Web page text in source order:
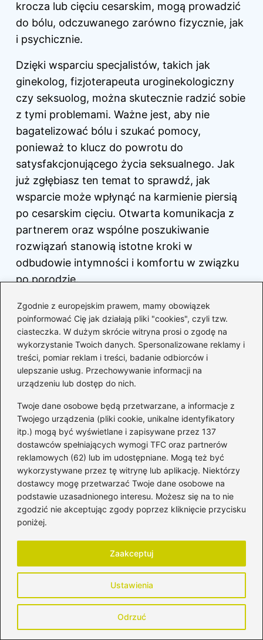
Zgodnie z europejskim prawem, mamy obowiązek
poinformować Cię jak działają pliki "cookies", czyli tzw.
ciasteczka. W dużym skrócie witryna prosi o zgodę na
wykorzystanie Twoich danych. Spersonalizowane reklamy i
treści, pomiar reklam i treści, badanie odbiorców i
ulepszanie usług. Przechowywanie informacji na
urządzeniu lub dostęp do nich.
Twoje dane osobowe będą przetwarzane, a informacje z
Twojego urządzenia (pliki cookie, unikalne identyfikatory
itp.) mogą być wyświetlane i zapisywane przez 137
dostawców spełniających wymogi TFC oraz partnerów
reklamowych (62) lub im udostępniane. Mogą też być
wykorzystywane przez tę witrynę lub aplikację. Niektórzy
dostawcy mogę przetwarzać Twoje dane osobowe na
podstawie uzasadnionego interesu. Możesz się na to nie
zgodzić nie akceptując zgody poprzez kliknięcie przycisku
poniżej.
Ustawienia
Odrzuć
Zaakceptuj
krocza lub cięciu cesarskim, mogą prowadzić
do bólu, odczuwanego zarówno fizycznie, jak
i psychicznie.
Dzięki wsparciu specjalistów, takich jak
ginekolog, fizjoterapeuta uroginekologiczny
czy seksuolog, można skutecznie radzić sobie
z tymi problemami. Ważne jest, aby nie
bagatelizować bólu i szukać pomocy,
ponieważ to klucz do powrotu do
satysfakcjonującego życia seksualnego. Jak
już zgłębiasz ten temat to sprawdź, jak
wsparcie może wpłynąć na karmienie piersią
po cesarskim cięciu. Otwarta komunikacja z
partnerem oraz wspólne poszukiwanie
rozwiązań stanowią istotne kroki w
odbudowie intymności i komfortu w związku
po porodzie.
Przyczyny bólu
podczas stosunku
Sposoby na poprawę
komfortu
Regeneracja po
porodzie
Konsultacja z lekarzem
Zmiany hormonalne Stosowanie lubrykantów
Napięcie mięśniowe
Wsparcie specjalistów
(ginekolog, fizjoterapeuta
uroginekologiczny,
seksuolog)
Gojące się rany (np.
blizny po nacięciu
krocza)
Otwarta komunikacja z
partnerem
Sukcesywne
obniżenie libido
Wspólne poszukiwanie
podwyższonego
prolaktyny)
Nie bagatelizowanie bólu i
szukanie pomocy